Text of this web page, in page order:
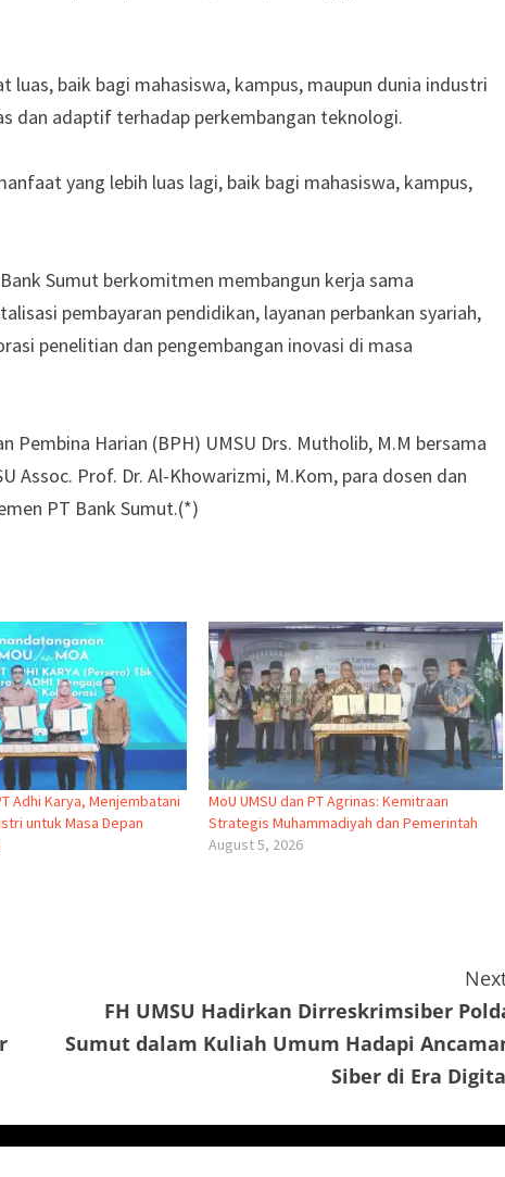
baik bagi mahasiswa, kampus, maupun dunia industri
dan adaptif terhadap perkembangan teknologi.
yang lebih luas lagi, baik bagi mahasiswa, kampus,
Sumut berkomitmen membangun kerja sama
pembayaran pendidikan, layanan perbankan syariah,
penelitian dan pengembangan inovasi di masa
Harian (BPH) UMSU Drs. Mutholib, M.M bersama
Assoc. Prof. Dr. Al-Khowarizmi, M.Kom, para dosen dan
PT Bank Sumut.(*)
Adhi Karya, Menjembatani
untuk Masa Depan
MoU UMSU dan PT Agrinas: Kemitraan
Strategis Muhammadiyah dan Pemerintah
August 5, 2026
FH UMSU Hadirkan Dirreskrimsiber
Sumut dalam Kuliah Umum Hadapi
Siber di Era